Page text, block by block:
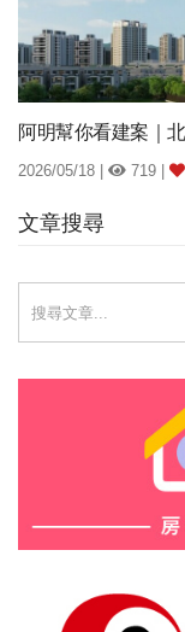
文章搜尋
阿明幫你看建案｜
2026/05/18 | 719 |